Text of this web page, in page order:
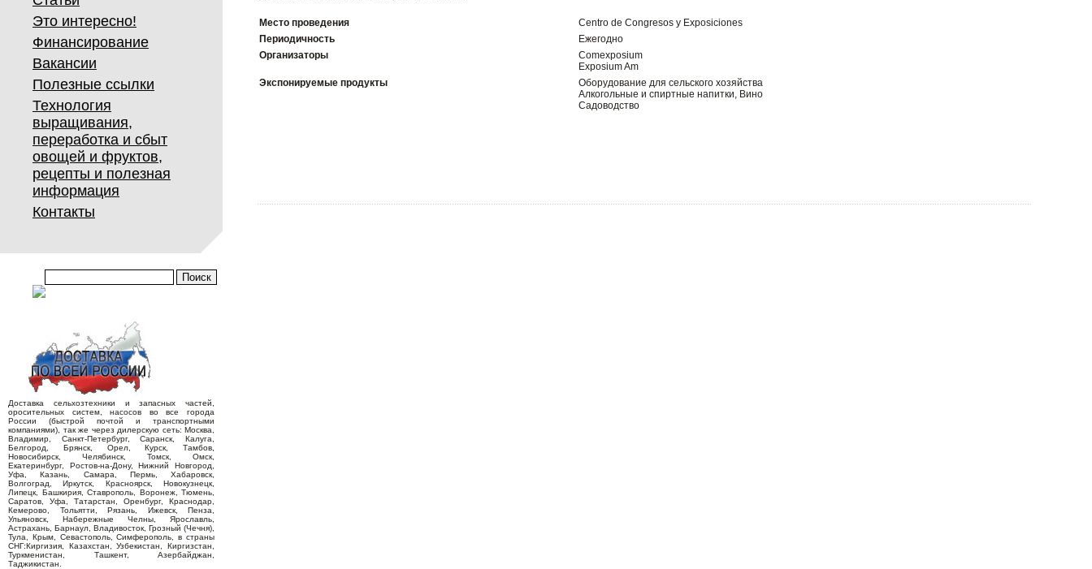
Это интересно!
Финансирование
Вакансии
Полезные ссылки
Технология
выращивания,
переработка и сбыт
овощей и фруктов,
рецепты и полезная
информация
Контакты
Доставка сельхозтехники и запасных частей,
оросительных систем, насосов во все города
России (быстрой почтой и транспортными
компаниями), так же через дилерскую сеть: Москва,
Владимир, Санкт-Петербург, Саранск, Калуга,
Белгород, Брянск, Орел, Курск, Тамбов,
Новосибирск, Челябинск, Томск, Омск,
Екатеринбург, Ростов-на-Дону, Нижний Новгород,
Уфа, Казань, Самара, Пермь, Хабаровск,
Волгоград, Иркутск, Красноярск, Новокузнецк,
Липецк, Башкирия, Ставрополь, Воронеж, Тюмень,
Саратов, Уфа, Татарстан, Оренбург, Краснодар,
Кемерово, Тольятти, Рязань, Ижевск, Пенза,
Ульяновск, Набережные Челны, Ярославль,
Астрахань, Барнаул, Владивосток, Грозный (Чечня),
Тула, Крым, Севастополь, Симферополь, в страны
СНГ:Киргизия, Казахстан, Узбекистан, Киргизстан,
Туркменистан, Ташкент, Азербайджан,
Таджикистан.
Место проведения
Centro de Congresos y Exposiciones
Периодичность
Ежегодно
Организаторы
Comexposium
Exposium Am
Экспонируемые продукты
Оборудование для сельского хозяйства
Алкогольные и спиртные напитки, Вино
Садоводство